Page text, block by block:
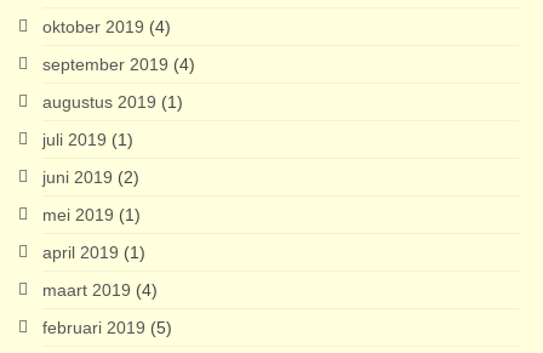
oktober 2019 (4)
september 2019 (4)
augustus 2019 (1)
juli 2019 (1)
juni 2019 (2)
mei 2019 (1)
april 2019 (1)
maart 2019 (4)
februari 2019 (5)